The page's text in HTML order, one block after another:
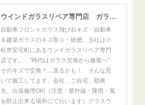
ウインドガラスリペア専門店 ガラスリペア・ヨシダ グラスウェルドジャパン 正規施工店 小松市
自動車フロントガラス飛び石キズ・自動車
＆建築ガラスのキズ取り・研磨。当社は小
松市安宅町にあるウンドガラスリペア専門
店です。 ”時代はガラス交換から修復へ”
そのキズで交換？…直るかも！ そんな思
いで施工してます。会社、ご自宅、勤務
先、出張修理OK!（注意：紫外線・降雨・風
を防止出来る場所にて行います）グラスウ